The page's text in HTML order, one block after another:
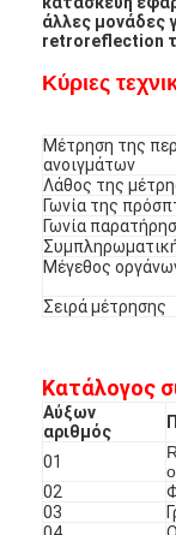
Σπίτι
άλλες μονάδες
retroreflection
Κύριες
Μέτρηση της
ανοιγμάτων
Λάθος της
Γωνία της
Γωνία
Μέγεθος
Σειρά μέτρησης
Κατάλογος
Αύξων
αριθμός
01
02
03